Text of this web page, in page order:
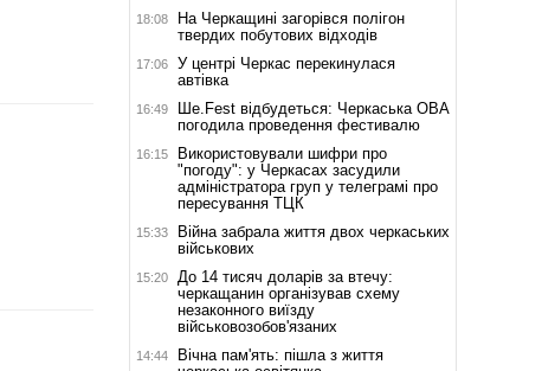
18:08
На Черкащині загорівся полігон
твердих побутових відходів
17:06
У центрі Черкас перекинулася
автівка
16:49
Ше.Fest відбудеться: Черкаська ОВА
погодила проведення фестивалю
16:15
Використовували шифри про
"погоду": у Черкасах засудили
адміністратора груп у телеграмі про
пересування ТЦК
15:33
Війна забрала життя двох черкаських
військових
15:20
До 14 тисяч доларів за втечу:
черкащанин організував схему
незаконного виїзду
військовозобов'язаних
14:44
Вічна пам'ять: пішла з життя